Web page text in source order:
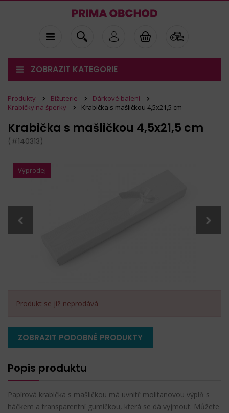
ZOBRAZIT KATEGORIE
Produkty Bižuterie
Dárkové balení
Krabičky na šperky
Krabička s mašličkou 4,5x21,5 cm
Krabička s mašličkou 4,5x21,5 cm
(#140313)
Výprodej
Produkt se již neprodává
ZOBRAZIT PODOBNÉ PRODUKTY
Popis produktu
Papírová krabička s mašličkou má uvnitř molitanovou výplň s
háčkem a transparentní gumičkou, která se dá vyjmout. Můžete